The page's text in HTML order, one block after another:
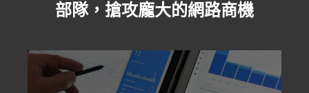
部隊，搶攻龐大的網路商機